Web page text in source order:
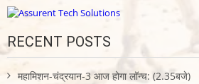
RECENT POSTS
महामिशन-चंद्रयान-3 आज होगा लॉन्च: (2.35बजे)